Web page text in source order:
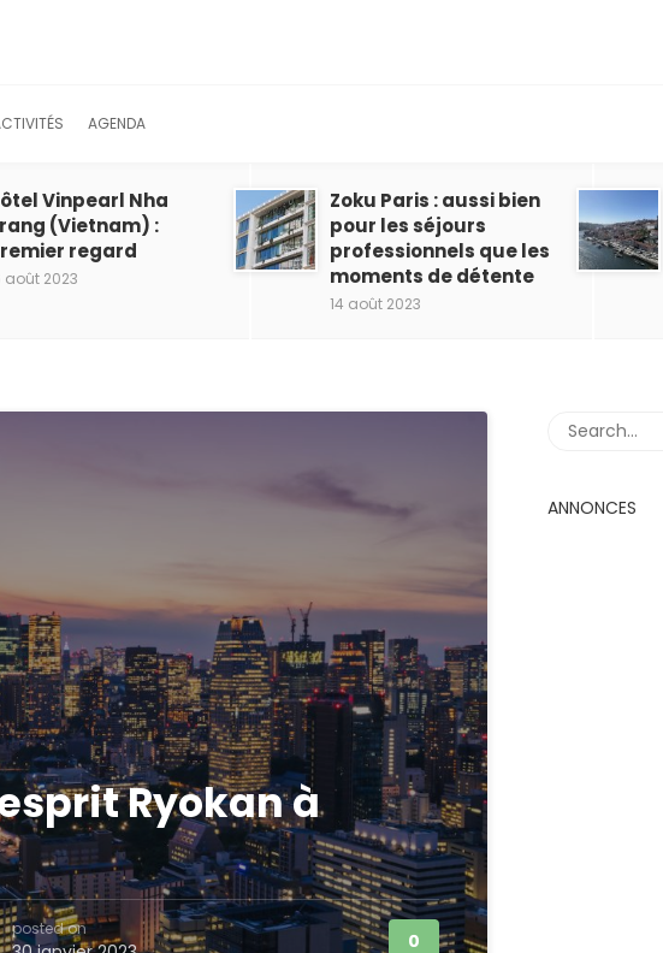
AGENDA
Vinpearl Nha
(Vietnam) :
regard
août 2023
Zoku Paris : aussi bien
pour les séjours
professionnels que les
moments de détente
14 août 2023
Ryokan à
posted on
0
ANNONCES